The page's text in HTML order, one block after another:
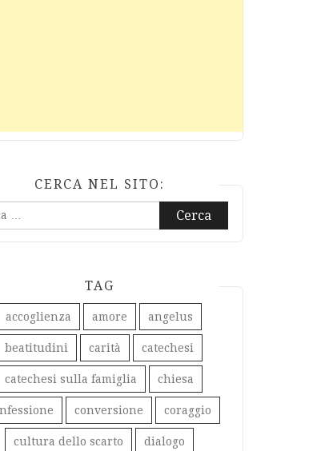
CERCA NEL SITO:
TAG
accoglienza amore angelus
beatitudini carità catechesi
catechesi sulla famiglia chiesa
conversione coraggio
cultura dello scarto dialogo